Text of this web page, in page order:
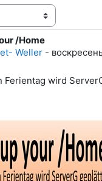
/Home
Weller -
ответов: 0
Ferientag wird